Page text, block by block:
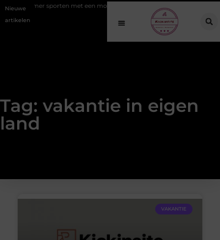
Nieuwe
artikelen
slimmer sporten met een modern EMS apparaat
Tag: vakantie in eigen
land
VAKANTIE